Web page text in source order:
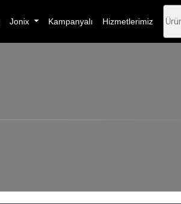
Jonix Kampanyalı Hizmetlerimiz